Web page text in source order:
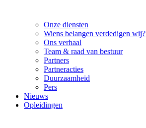
Onze diensten
Wiens belangen verdedigen wij?
Ons verhaal
Team & raad van bestuur
Partners
Partneracties
Duurzaamheid
Pers
Nieuws
Opleidingen